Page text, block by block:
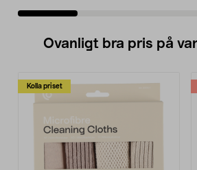
Ovanligt bra pris på
Kolla priset